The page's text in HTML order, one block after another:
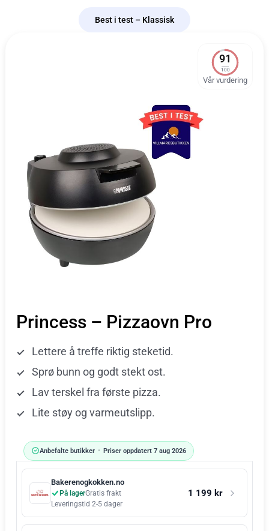
Best i test – Klassisk
91
100
Vår vurdering
Princess – Pizzaovn Pro
Lettere å treffe riktig steketid.
Sprø bunn og godt stekt ost.
Lav terskel fra første pizza.
Lite støy og varmeutslipp.
Anbefalte butikker • Priser oppdatert 7 aug 2026
Bakerenogkokken.no
På lagerGratis frakt
Leveringstid 2-5 dager
1 199 kr